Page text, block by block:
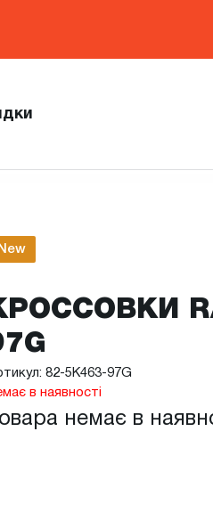
New
82-5K463-97G
в наявності
немає в